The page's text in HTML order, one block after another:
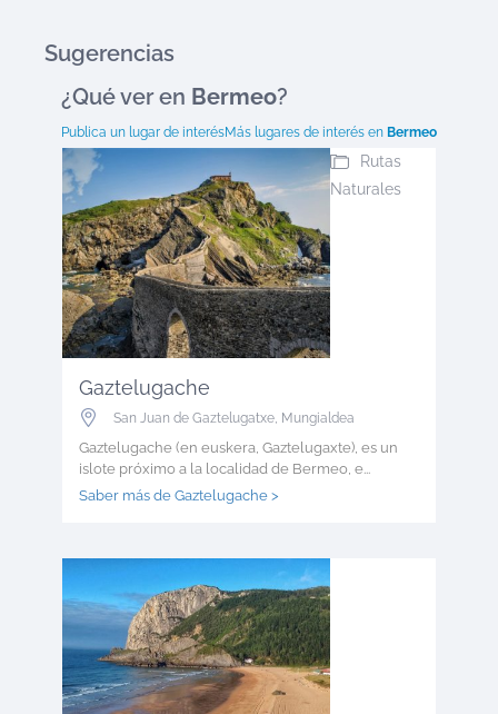
Sugerencias
¿Qué ver en Bermeo?
Publica un lugar de interésMás lugares de interés en Bermeo
Gaztelugache
San Juan de Gaztelugatxe Mungialdea
Gaztelugache (en euskera, Gaztelugaxte), es un
islote próximo a la localidad de Bermeo, e...
Rutas
Naturales
Saber más de Gaztelugache >